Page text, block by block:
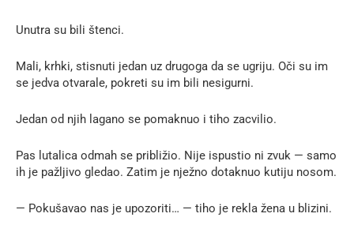
Unutra su bili štenci.
Mali, krhki, stisnuti jedan uz drugoga da se ugriju. Oči su im
se jedva otvarale, pokreti su im bili nesigurni.
Jedan od njih lagano se pomaknuo i tiho zacvilio.
Pas lutalica odmah se približio. Nije ispustio ni zvuk — samo
ih je pažljivo gledao. Zatim je nježno dotaknuo kutiju nosom.
— Pokušavao nas je upozoriti… — tiho je rekla žena u blizini.